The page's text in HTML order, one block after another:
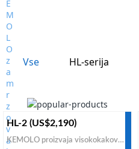
Vse HL-serija
HL-2 (US$2,190)
KEMOLO proizvaja visokokakovosten domači zamrzovalni sušilnik po nizki ceni za prodajo. Če želite kupiti hišni zamrzovalni sušilnik za hrano od neposrednih proizvajalcev, dobaviteljev, se posvetujte s podjetjem KEMOLO za učinkovito rešitev in tovarniško ceno.